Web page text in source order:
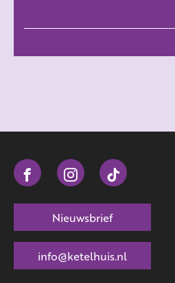
Nieuwsbrief
info@ketelhuis.nl